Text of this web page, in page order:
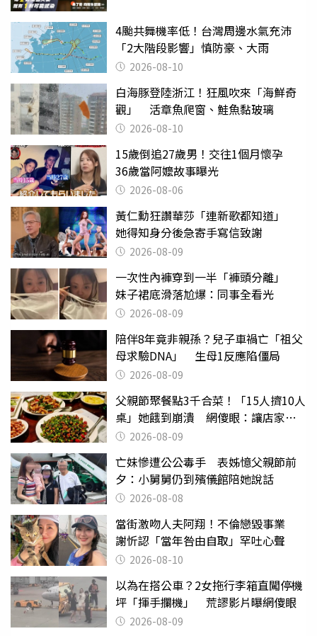
4颱共舞機率低！台灣周邊水氣充沛
「2大階段影響」慎防豪、大雨
2026-08-10
白海豚登陸浙江！狂風吹來「海鮮奇
觀」 活章魚爬窗、鮭魚黏玻璃
2026-08-10
15歲倒追27歲男！交往1個月懷孕
36歲當阿嬤故事曝光
2026-08-06
黃仁勳狂讚華莎「連新歌都知道」
她得知身分後急寄手寫信致謝
2026-08-09
一次性內褲穿到一半「褲頭分離」
妹子裙底滑落尬爆：同事全看光
2026-08-09
陪伴8年竟非親孫？兒子車禍亡「祖父
母求驗DNA」 生母1反應陷僵局
2026-08-09
父親節聚餐點3千合菜！「15人擠10人
桌」她餓到崩潰 網傻眼：讓店家看
笑話2026-08-09
亡妹慘遭公公毒手 表姊憶父親節前
夕：小舅舅仍到殯儀館陪她說話
2026-08-08
當街激吻人夫阿翔！不倫戀毀事業
謝忻認「當年咎由自取」罕吐心聲
2026-08-10
以為在搭公車？2女拖行李箱直闖停機
坪「揮手攔機」 荒謬影片曝網傻眼
2026-08-09